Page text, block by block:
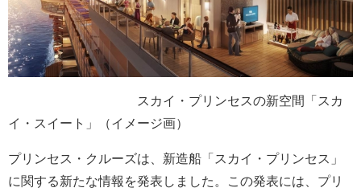
スカイ・プリンセスの新空間「スカ
イ・スイート」（イメージ画）
プリンセス・クルーズは、新造船「スカイ・プリンセス」
に関する新たな情報を発表しました。この発表には、プリ